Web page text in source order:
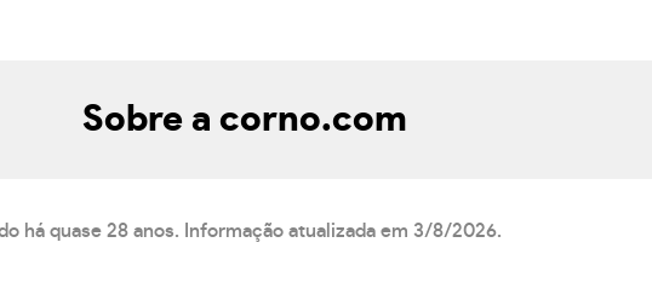
Sobre a corno.com
há quase 28 anos. Informação atualizada em 3/8/2026.